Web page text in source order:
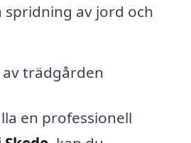
spridning av jord och
trädgården
en professionell